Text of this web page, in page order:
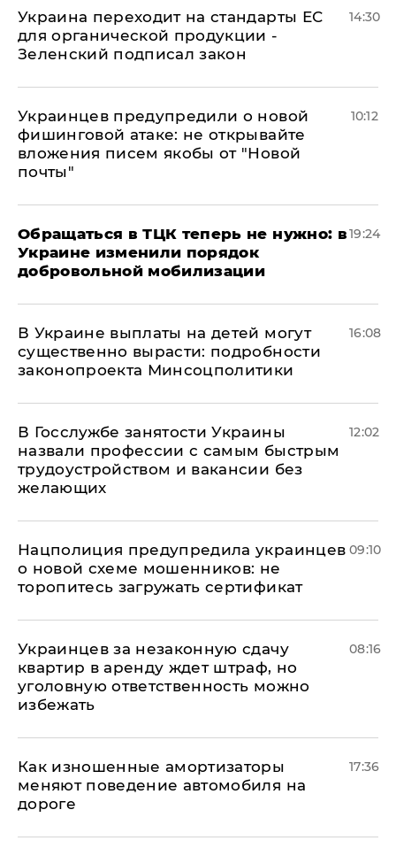
Украина переходит на стандарты ЕС
для органической продукции -
Зеленский подписал закон
14:30
Украинцев предупредили о новой
фишинговой атаке: не открывайте
вложения писем якобы от "Новой
почты"
10:12
Обращаться в ТЦК теперь не нужно: в
Украине изменили порядок
добровольной мобилизации
19:24
В Украине выплаты на детей могут
существенно вырасти: подробности
законопроекта Минсоцполитики
16:08
В Госслужбе занятости Украины
назвали профессии с самым быстрым
трудоустройством и вакансии без
желающих
12:02
Нацполиция предупредила украинцев
о новой схеме мошенников: не
торопитесь загружать сертификат
09:10
Украинцев за незаконную сдачу
квартир в аренду ждет штраф, но
уголовную ответственность можно
избежать
08:16
Как изношенные амортизаторы
меняют поведение автомобиля на
дороге
17:36